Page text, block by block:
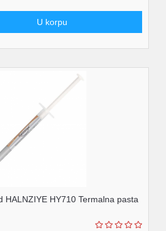
U korpu
HALNZIYE HY710 Termalna pasta